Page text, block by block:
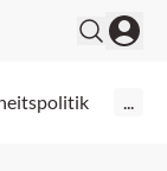
...